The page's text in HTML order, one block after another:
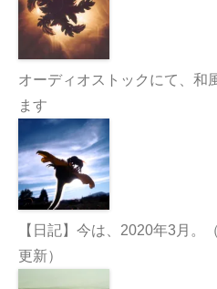
オーディオストックにて、和
ます
【日記】今は、2020年3月。
更新）